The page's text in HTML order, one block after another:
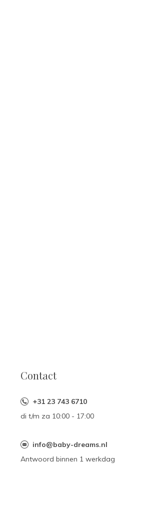
Contact
+31 23 743 6710
di t/m za 10:00 - 17:00
info@baby-dreams.nl
Antwoord binnen 1 werkdag